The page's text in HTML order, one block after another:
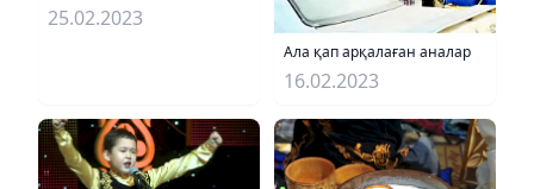
25.02.2023
Ала қап арқалаған аналар
16.02.2023